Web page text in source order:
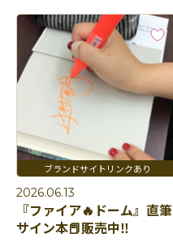
2026.06.13
『ファイア🔥ドーム』直筆
サイン本📕販売中‼️